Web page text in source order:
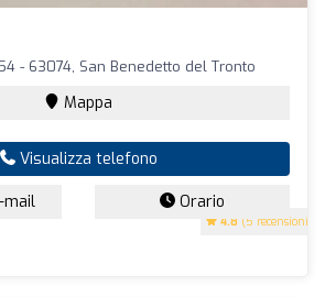
4.8 (5 recensioni)
- 63074, San Benedetto del Tronto
Mappa
Visualizza telefono
mail Orario